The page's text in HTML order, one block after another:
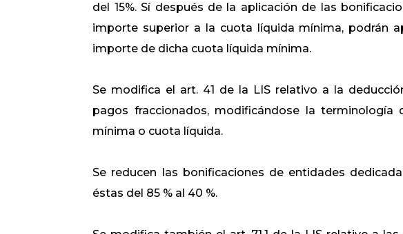
del 15%. Sí después de la aplicación de las
importe superior a la cuota líquida mínima, podrán
importe de dicha cuota líquida mínima.
Se modifica el art. 41 de la LIS relativo a la
pagos fraccionados, modificándose la
mínima o cuota líquida.
Se reducen las bonificaciones de entidades
éstas del 85 % al 40 %.